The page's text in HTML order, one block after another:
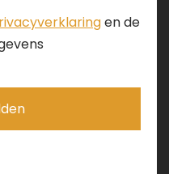
en de